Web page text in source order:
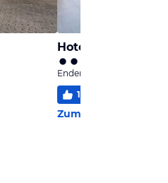
Enderndorf, Bayern
100
Zum Hotel